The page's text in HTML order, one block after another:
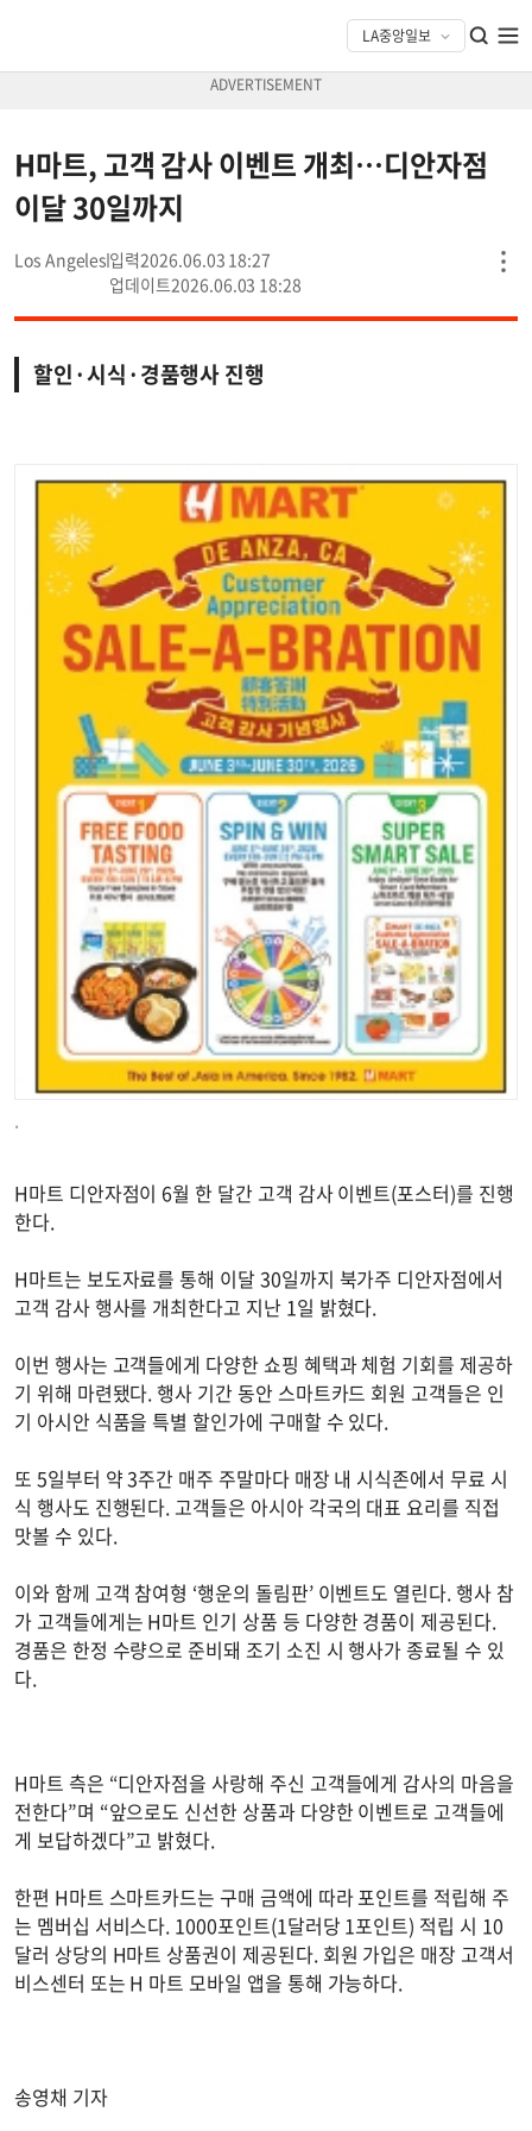
H마트, 고객 감사 이벤트 개최…디안자점
이달 30일까지
Los Angeles
2026.06.03 18:27
2026.06.03 18:28
할인·시식·경품행사 진행
.
H마트 디안자점이 6월 한 달간 고객 감사 이벤트(포스터)를 진행
한다.
H마트는 보도자료를 통해 이달 30일까지 북가주 디안자점에서
고객 감사 행사를 개최한다고 지난 1일 밝혔다.
이번 행사는 고객들에게 다양한 쇼핑 혜택과 체험 기회를 제공하
기 위해 마련됐다. 행사 기간 동안 스마트카드 회원 고객들은 인
기 아시안 식품을 특별 할인가에 구매할 수 있다.
또 5일부터 약 3주간 매주 주말마다 매장 내 시식존에서 무료 시
식 행사도 진행된다. 고객들은 아시아 각국의 대표 요리를 직접
맛볼 수 있다.
이와 함께 고객 참여형 ‘행운의 돌림판’ 이벤트도 열린다. 행사 참
가 고객들에게는 H마트 인기 상품 등 다양한 경품이 제공된다.
경품은 한정 수량으로 준비돼 조기 소진 시 행사가 종료될 수 있
다.
H마트 측은 “디안자점을 사랑해 주신 고객들에게 감사의 마음을
전한다”며 “앞으로도 신선한 상품과 다양한 이벤트로 고객들에
게 보답하겠다”고 밝혔다.
한편 H마트 스마트카드는 구매 금액에 따라 포인트를 적립해 주
는 멤버십 서비스다. 1000포인트(1달러당 1포인트) 적립 시 10
달러 상당의 H마트 상품권이 제공된다. 회원 가입은 매장 고객서
비스센터 또는 H 마트 모바일 앱을 통해 가능하다.
송영채 기자